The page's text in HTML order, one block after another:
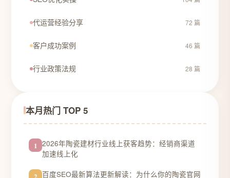
代运营经验分享 72 篇
客户成功案例 46 篇
行业政策法规 28 篇
本月热门 TOP 5
1 2026年陶瓷建材行业线上获客趋势：经销商渠道
加速线上化
2 百度SEO最新算法更新解读：为什么你的陶瓷官网